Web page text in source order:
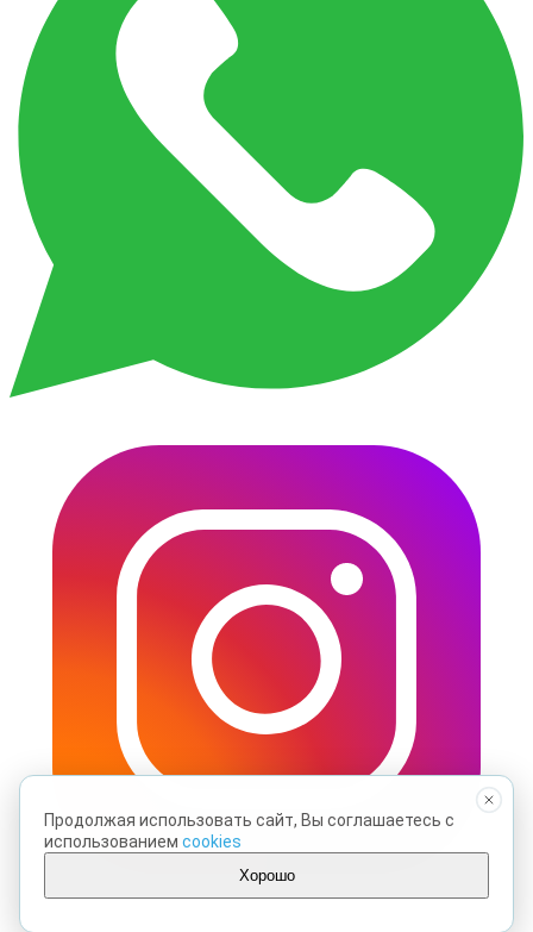
Продолжая использовать сайт, Вы соглашаетесь с
использованием cookies
Хорошо